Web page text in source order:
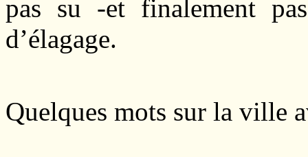
pas su -et finalement
d’élagage.
Quelques mots sur la ville